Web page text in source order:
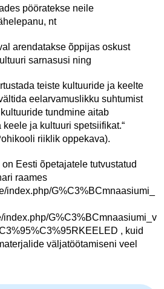
pööratekse neile
nt
arendatakse õppijas oskust
sarnasusi ning
teiste kultuuride ja keelte
eelarvamuslikku suhtumist
tundmine aitab
ja kultuuri spetsiifikat.“
riiklik oppekava).
Eesti õpetajatele tutvustatud
raames
index.php/G%C3%BCmnaasiumi_
index.php/G%C3%BCmnaasiumi_v
, kuid
väljatöötamiseni veel